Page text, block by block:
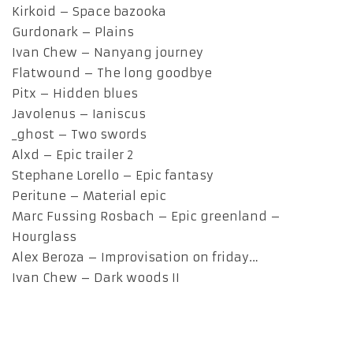
Kirkoid – Space bazooka
Gurdonark – Plains
Ivan Chew – Nanyang journey
Flatwound – The long goodbye
Pitx – Hidden blues
Javolenus – Ianiscus
_ghost – Two swords
Alxd – Epic trailer 2
Stephane Lorello – Epic fantasy
Peritune – Material epic
Marc Fussing Rosbach – Epic greenland –
Hourglass
Alex Beroza – Improvisation on friday…
Ivan Chew – Dark woods II